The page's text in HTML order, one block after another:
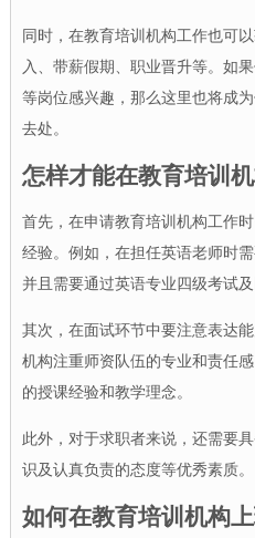
同时，在教育培训机构工作也可
入、带薪假期、职业晋升等。如
等岗位感兴趣，那么这里也将成
去处。
怎样才能在教育培训
首先，在申请教育培训机构工作
经验。例如，在担任英语老师时
并且需要通过英语专业四级考试及
其次，在面试环节中要注意表达
机构注重师资队伍的专业和责任
的授课经验和教学理念。
此外，对于求职者来说，还需要
识及认真负责的态度等优秀素质。
如何在教育培训机构